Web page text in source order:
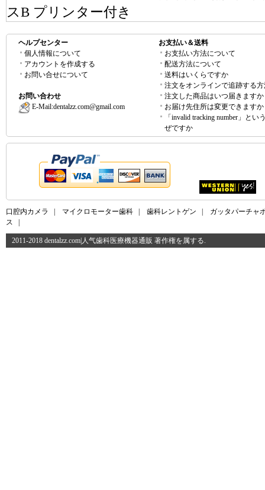
スB プリンター付き
ヘルプセンター
個人情報について
アカウントを作成する
お問い合せについて
お問い合わせ
E-Mail:dentalzz.com@gmail.com
お支払い＆送料
お支払い方法について
配送方法について
送料はいくらですか
注文をオンラインで追跡する
注文した商品はいつ届きますか
お届け先住所は変更できますか
「invalid tracking number」とい
ぜですか
口腔内カメラ マイクロモーター歯科 歯科レントゲン
ガッタパーチャ
ス
2011-2018 dentalzz.com|人气歯科医療機器通販 著作権を属する.